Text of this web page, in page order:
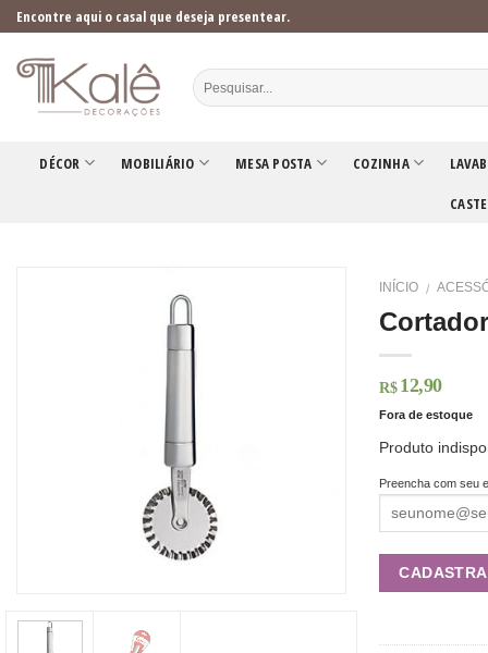
Skip
to
content
Encontre aqui o casal que deseja presentear.
DÉCOR MOBILIÁRIO MESA POSTA COZINHA
INÍCIO /
R$ 12,90
Fora de estoque
Produto
Preencha com seu